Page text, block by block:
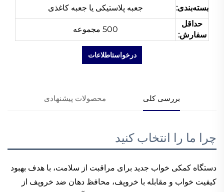
بسته‌بندی:
جعبه پلاستیکی یا جعبه کاغذی
حداقل
سفارش:
500 مجموعه
درخواستاطلاعات
بررسی کلی محصولات پیشنهادی
چرا ما را انتخاب کنید
دستگاه کمکی خواب جدید برای مراقبت از سلامت، با هدف بهبود
کیفیت خواب و مقابله با خروپف، محافظ دهان ضد خروپف از